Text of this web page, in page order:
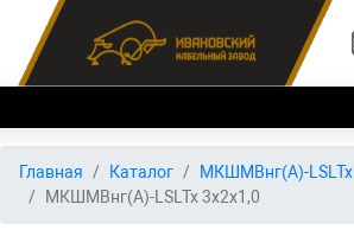
Главная
Главная Каталог
МКШМВнг(А)-LSLTx
МКШМВнг(А)-LSLTx 3х2х1,0